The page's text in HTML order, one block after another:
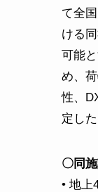
て全
ける
可能
め、
性、
定した
〇同
• 地上